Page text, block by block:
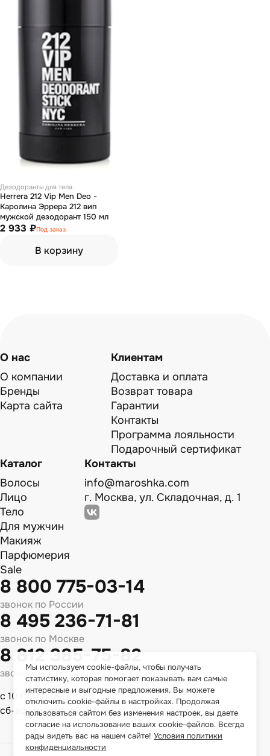
Дезодоранты для тела
Herrera 212 Vip Men Deo -
Каролина Эррера 212 вип
мужской дезодорант 150 мл
2 933 ₽Под заказ
В корзину
О нас
О компании
Бренды
Карта сайта
Клиентам
Доставка и оплата
Возврат товара
Гарантии
Контакты
Программа лояльности
Подарочный сертификат
Каталог
Волосы
Лицо
Тело
Для мужчин
Макияж
Парфюмерия
Sale
Контакты
info@maroshka.com
г. Москва, ул. Складочная, д. 1
8 800 775-03-14
звонок по России
8 495 236-71-81
звонок по Москве
8 812 385-75-82
звонок по Спб
с 10:00 до 18:00
сб-вс - выходной
Мы используем cookie-файлы, чтобы получать
статистику, которая помогает показывать вам самые
интересные и выгодные предложения. Вы можете
отключить cookie-файлы в настройках. Продолжая
пользоваться сайтом без изменения настроек, вы даете
согласие на использование ваших cookie-файлов. Всегда
рады видеть вас на нашем сайте!Условия политики
конфиденциальности